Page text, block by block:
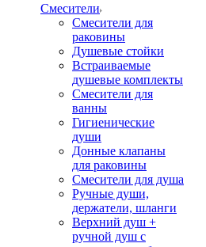
Смесители
Смесители для
раковины
Душевые стойки
Встраиваемые
душевые комплекты
Смесители для
ванны
Гигиенические
души
Донные клапаны
для раковины
Смесители для душа
Ручные души,
держатели, шланги
Верхний душ +
ручной душ с